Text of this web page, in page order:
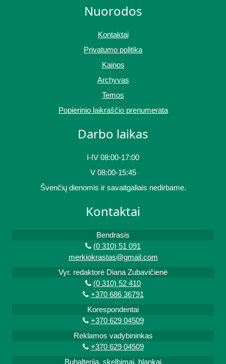
Nuorodos
Kontaktai
Privatumo politika
Kainos
Archyvas
Temos
Popierinio laikraščio prenumerata
Darbo laikas
I-IV 08:00-17:00
V 08:00-15:45
Švenčių dienomis ir savaitgaliais nedirbame.
Kontaktai
Bendrasis
(0 310) 51 091
merkiokrastas@gmail.com
Vyr. redaktorė Diana Zubavičienė
(0 310) 52 410
+370 686 36791
Korespondentai
+370 629 04509
Reklamos vadybininkas
+370 629 04509
Buhalterija, skelbimai, blankai